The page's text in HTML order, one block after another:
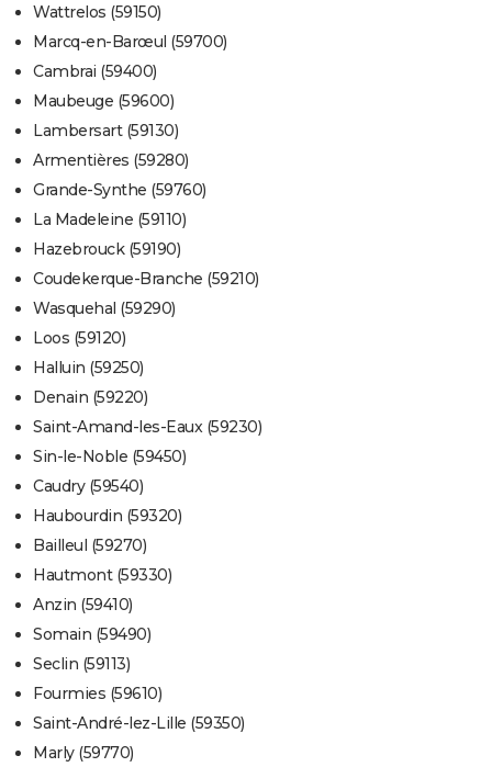
Wattrelos (59150)
Marcq-en-Barœul (59700)
Cambrai (59400)
Maubeuge (59600)
Lambersart (59130)
Armentières (59280)
Grande-Synthe (59760)
La Madeleine (59110)
Hazebrouck (59190)
Coudekerque-Branche (59210)
Wasquehal (59290)
Loos (59120)
Halluin (59250)
Denain (59220)
Saint-Amand-les-Eaux (59230)
Sin-le-Noble (59450)
Caudry (59540)
Haubourdin (59320)
Bailleul (59270)
Hautmont (59330)
Anzin (59410)
Somain (59490)
Seclin (59113)
Fourmies (59610)
Saint-André-lez-Lille (59350)
Marly (59770)